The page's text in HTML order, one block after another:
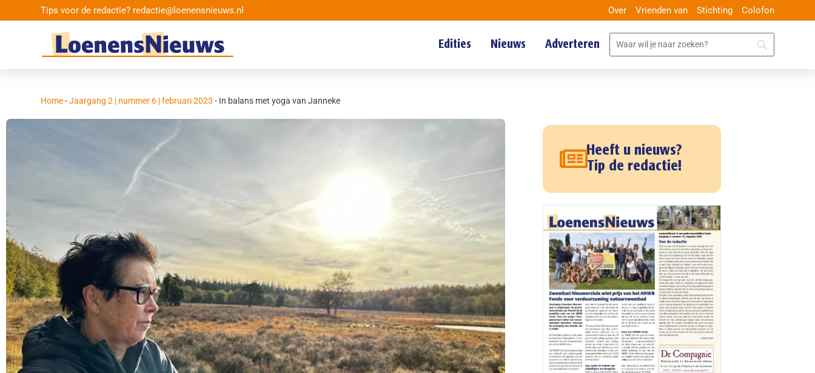
Tips voor de redactie? redactie@loenensnieuws.nl Over Vrienden van Stichting Colofon
Edities Nieuws Adverteren
Home-Jaargang 2 | nummer 6 | februari 2023 - In balans met yoga van Janneke
Heeft u nieuws?
Tip de redactie!